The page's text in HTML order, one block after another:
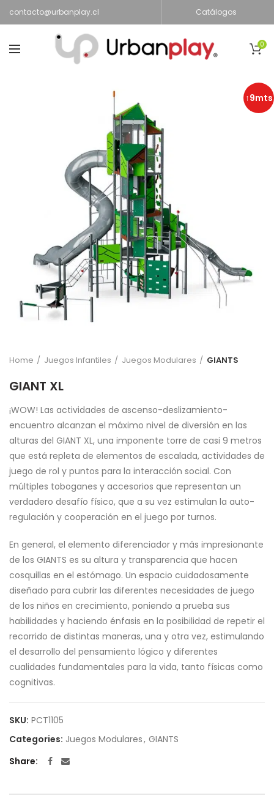
contacto@urbanplay.cl Catálogos
0
↑9mts
Home Juegos Infantiles Juegos Modulares GIANTS
GIANT XL
¡WOW! Las actividades de ascenso-deslizamiento-
encuentro alcanzan el máximo nivel de diversión en las
alturas del GIANT XL, una imponente torre de casi 9 metros
que está repleta de elementos de escalada, actividades de
juego de rol y puntos para la interacción social. Con
múltiples toboganes y accesorios que representan un
verdadero desafío físico, que a su vez estimulan la auto-
regulación y cooperación en el juego por turnos.
En general, el elemento diferenciador y más impresionante
de los GIANTS es su altura y transparencia que hacen
cosquillas en el estómago. Un espacio cuidadosamente
diseñado para cubrir las diferentes necesidades de juego
de los niños en crecimiento, poniendo a prueba sus
habilidades y haciendo énfasis en la posibilidad de repetir el
recorrido de distintas maneras, una y otra vez, estimulando
el desarrollo del pensamiento lógico y diferentes
cualidades fundamentales para la vida, tanto físicas como
cognitivas.
SKU: PCT1105
Categories: Juegos Modulares, GIANTS
Share